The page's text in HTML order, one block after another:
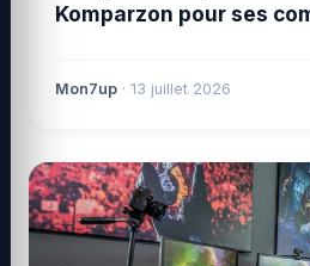
Komparzon pour ses
Mon7up · 13 juillet 2026